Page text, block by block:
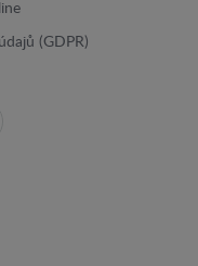
(GDPR)